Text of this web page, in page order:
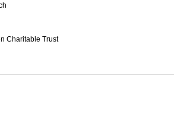
Charitable Trust